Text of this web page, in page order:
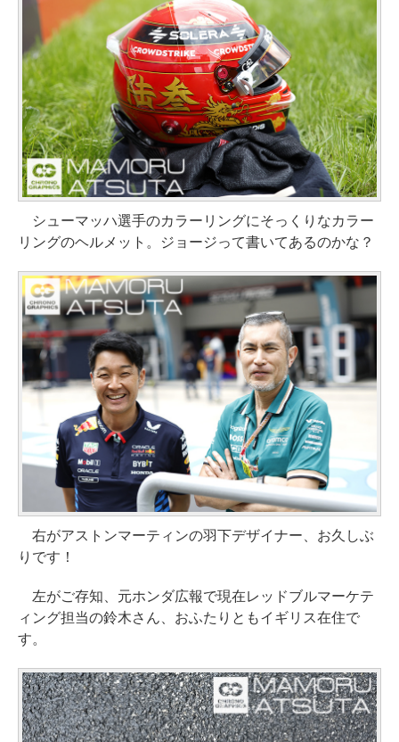
シューマッハ選手のカラーリングにそっくりなカラー
リングのヘルメット。ジョージって書いてあるのかな？
右がアストンマーティンの羽下デザイナー、お久しぶ
りです！
左がご存知、元ホンダ広報で現在レッドブルマーケテ
ィング担当の鈴木さん、おふたりともイギリス在住で
す。